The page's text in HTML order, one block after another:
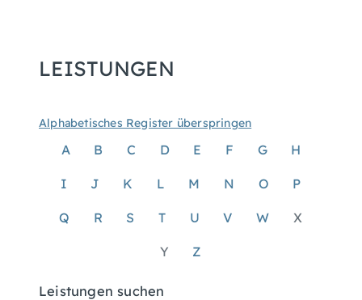
LEISTUNGEN
Alphabetisches Register überspringen
A B C D E F G H
I J K L M N O P
Q R S T U V W X
Y Z
Leistungen suchen